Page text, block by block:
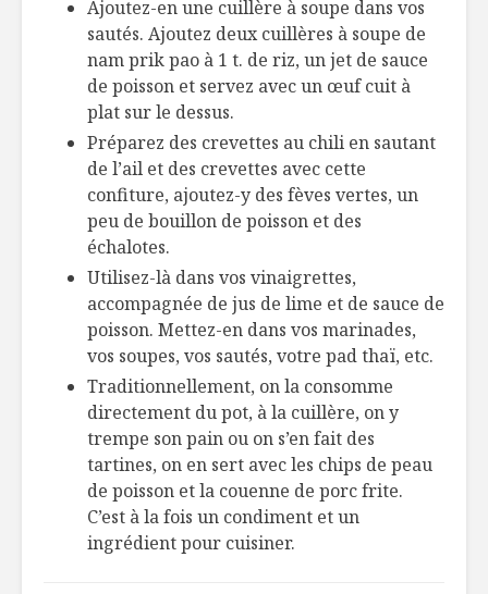
Ajoutez-en une cuillère à soupe dans vos
sautés. Ajoutez deux cuillères à soupe de
nam prik pao à 1 t. de riz, un jet de sauce
de poisson et servez avec un œuf cuit à
plat sur le dessus.
Préparez des crevettes au chili en sautant
de l’ail et des crevettes avec cette
confiture, ajoutez-y des fèves vertes, un
peu de bouillon de poisson et des
échalotes.
Utilisez-là dans vos vinaigrettes,
accompagnée de jus de lime et de sauce de
poisson. Mettez-en dans vos marinades,
vos soupes, vos sautés, votre pad thaï, etc.
Traditionnellement, on la consomme
directement du pot, à la cuillère, on y
trempe son pain ou on s’en fait des
tartines, on en sert avec les chips de peau
de poisson et la couenne de porc frite.
C’est à la fois un condiment et un
ingrédient pour cuisiner.